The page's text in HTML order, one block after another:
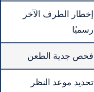
إخطار الطرف الآخر
رسميًا
فحص جدية الطعن
تحديد موعد النظر